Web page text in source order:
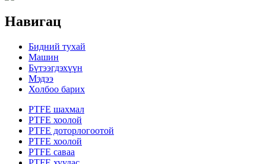
Навигац
Бидний тухай
Машин
Бүтээгдэхүүн
Мэдээ
Холбоо барих
PTFE шахмал
PTFE хоолой
PTFE доторлогоотой
PTFE хоолой
PTFE саваа